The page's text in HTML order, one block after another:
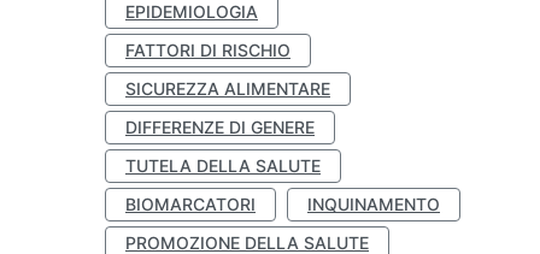
EPIDEMIOLOGIA
FATTORI DI RISCHIO
SICUREZZA ALIMENTARE
DIFFERENZE DI GENERE
TUTELA DELLA SALUTE
BIOMARCATORI
INQUINAMENTO
PROMOZIONE DELLA SALUTE